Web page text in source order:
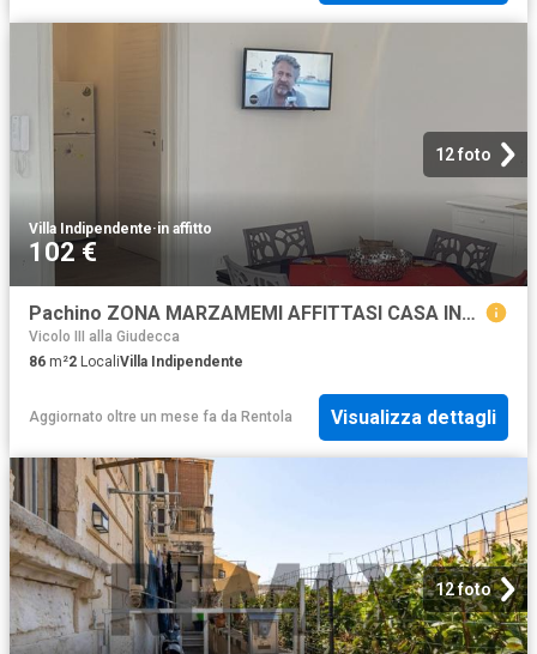
12 foto
Villa Indipendente·in affitto
102 €
Pachino ZONA MARZAMEMI AFFITTASI CASA INDIPENDENTE COMPLETAMENTE ARREDATO
Vicolo III alla Giudecca
86 m²2 LocaliVilla Indipendente
Aggiornato oltre un mese fa da Rentola Visualizza dettagli
12 foto